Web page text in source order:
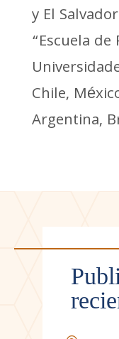
y El
“Escuela
Chile,
Argentina,